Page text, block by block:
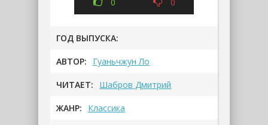
ГОД ВЫПУСКА:
АВТОР: Гуаньчжун Ло
ЧИТАЕТ: Шабров Дмитрий
ЖАНР: Классика